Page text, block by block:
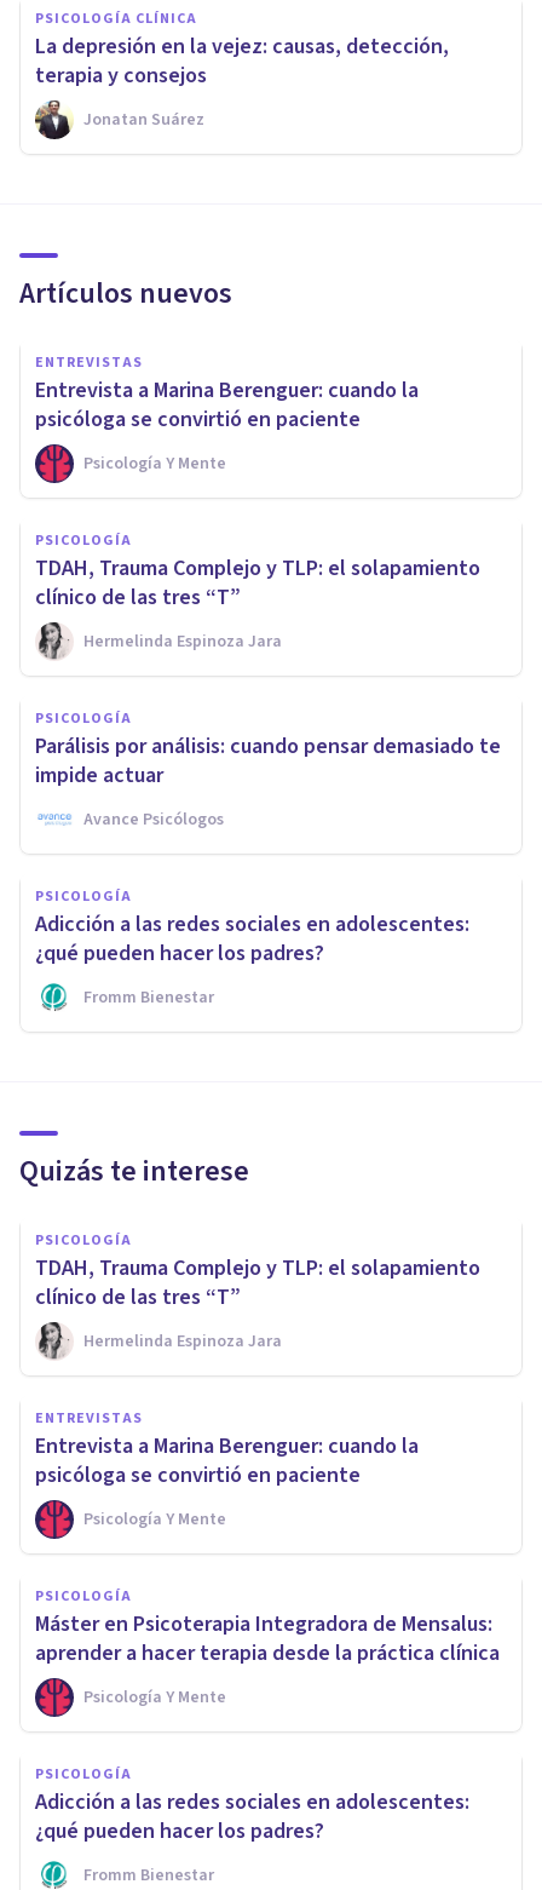
PSICOLOGÍA CLÍNICA
La depresión en la vejez: causas, detección,
terapia y consejos
Jonatan Suárez
Artículos nuevos
ENTREVISTAS
Entrevista a Marina Berenguer: cuando la
psicóloga se convirtió en paciente
Psicología Y Mente
PSICOLOGÍA
TDAH, Trauma Complejo y TLP: el solapamiento
clínico de las tres “T”
Hermelinda Espinoza Jara
PSICOLOGÍA
Parálisis por análisis: cuando pensar demasiado te
impide actuar
Avance Psicólogos
PSICOLOGÍA
Adicción a las redes sociales en adolescentes:
¿qué pueden hacer los padres?
Fromm Bienestar
Quizás te interese
PSICOLOGÍA
TDAH, Trauma Complejo y TLP: el solapamiento
clínico de las tres “T”
Hermelinda Espinoza Jara
ENTREVISTAS
Entrevista a Marina Berenguer: cuando la
psicóloga se convirtió en paciente
Psicología Y Mente
PSICOLOGÍA
Máster en Psicoterapia Integradora de Mensalus:
aprender a hacer terapia desde la práctica clínica
Psicología Y Mente
PSICOLOGÍA
Adicción a las redes sociales en adolescentes:
¿qué pueden hacer los padres?
Fromm Bienestar